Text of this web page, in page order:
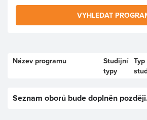
VYHLEDAT
Název programu
Studijní
typy
Typ
Seznam oborů bude doplněn